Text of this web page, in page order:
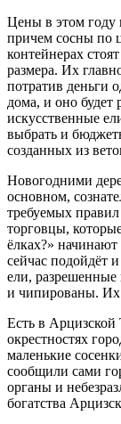
Цены в этом году
причем сосны по
контейнерах
размера. Их
потратив деньги
дома, и оно будет
искусственные
выбрать и
созданных из
Новогодними
основном,
требуемых
торговцы,
ёлках?» начинают
сейчас подойдёт
ели,
и чипированы.
Есть в
окрестностях
маленькие
сообщили сами
органы и
богатства